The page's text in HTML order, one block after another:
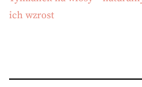
ich wzrost